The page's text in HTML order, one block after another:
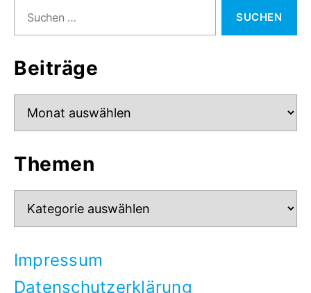
nach:
Beiträge
Themen
Impressum
Datenschutzerklärung